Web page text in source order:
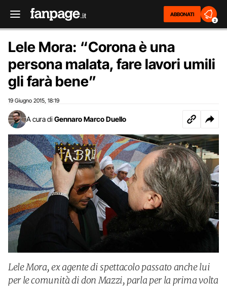
ABBONATI
2
Lele Mora: “Corona è una
persona malata, fare lavori umili
gli farà bene”
19 Giugno 2015 18:19
A cura di Gennaro Marco Duello
Lele Mora, ex agente di spettacolo passato anche lui
per le comunità di don Mazzi, parla per la prima volta